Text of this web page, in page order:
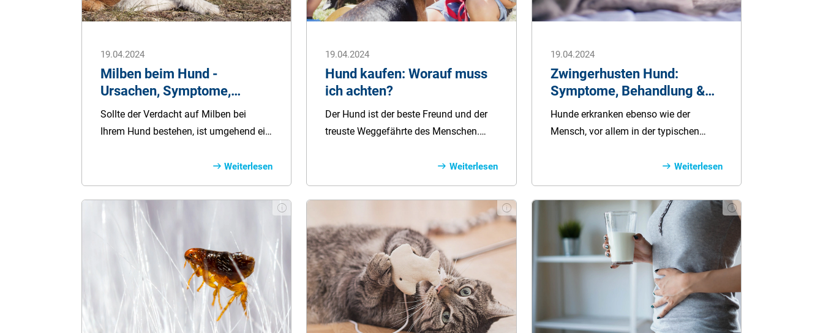
19.04.2024
Milben beim Hund -
Ursachen, Symptome,
Behandlung
Sollte der Verdacht auf Milben bei
Ihrem Hund bestehen, ist umgehend ein
Milbenart ist ein Befall sehr
unangenehm für den Vierbeiner und er
kann andere Hunde anstecken. Besitzen
Sie mehrere Hunde, sollten in jedem Fall
alle Tiere untersucht werden.
Weiterlesen
19.04.2024
Hund kaufen: Worauf muss
ich achten?
Der Hund ist der beste Freund und der
treuste Weggefährte des Menschen.
einer Fellnase ein liebevolles Zuhause
zu schenken. Nachdem Sie
sichergestellt haben, dass Sie die
übernehmen können, steht dem Kauf
eines Vierbeiners nichts mehr im Wege.
Doch bevor Sie einen Hund kaufen,
sollten Sie einige Punkte unbedingt
berücksichtigen.
Weiterlesen
19.04.2024
Zwingerhusten Hund:
Symptome, Behandlung &
Impfung
Hunde erkranken ebenso wie der
Mensch, vor allem in der typischen
(infektiöse Tracheobronchitis). Die
Krankheit, auch Hundegrippe genannt,
ist sehr ansteckend und verbreitet sich
schnell über die Luft.
Weiterlesen